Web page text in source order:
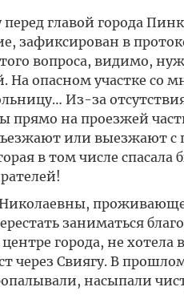
главой города
зафиксирован в
вопроса, видимо,
На опасном участке со
Из-за
на проезжей
или выезжают с
в том числе спасала
заниматься
города, не хотела
через Свиягу. В
насыпали